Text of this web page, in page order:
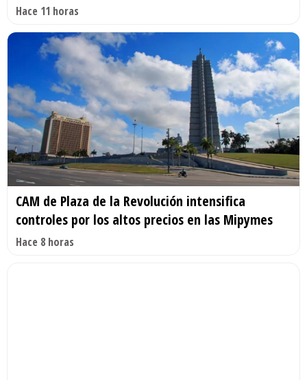
Hace 11 horas
CAM de Plaza de la Revolución intensifica
controles por los altos precios en las Mipymes
Hace 8 horas